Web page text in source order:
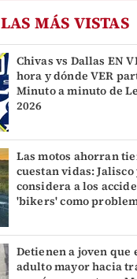
LAS MÁS VISTAS
Chivas vs Dallas EN
hora y dónde VER
Minuto a minuto de
2026
Las motos ahorran
cuestan vidas: Jalisco
considera a los
'bikers' como
Detienen a joven que
adulto mayor hacia